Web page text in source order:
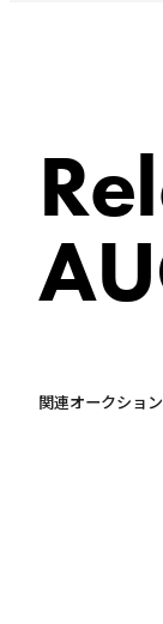
関連オークション